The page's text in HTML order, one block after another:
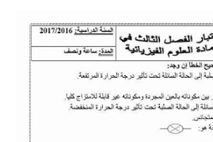
محفظة الأستاذ
بنك مذكرات الاستاذ
بنك التوزيعات الشهرية
دفاتر استاذ التعليم الابتدائي